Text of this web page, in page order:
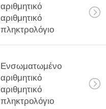
αριθμητικό
αριθμητικό
πληκτρολόγιο
Ενσωματωμένο
αριθμητικό
αριθμητικό
πληκτρολόγιο